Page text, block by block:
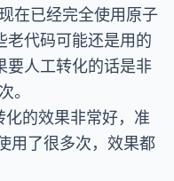
在已经完全使用原子
老代码可能还是用的
要人工转化的话是非
。
的效果非常好，准
用了很多次，效果都